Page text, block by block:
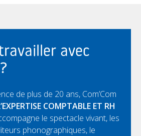
avec
de plus de 20 ans, Com’Com
COMPTABLE ET RH
le spectacle vivant, les
phonographiques, le